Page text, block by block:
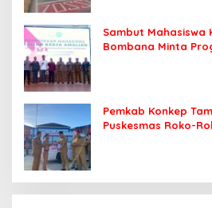
Sambut Mahasiswa
Bombana Minta
Pemkab Konkep
Puskesmas Roko-